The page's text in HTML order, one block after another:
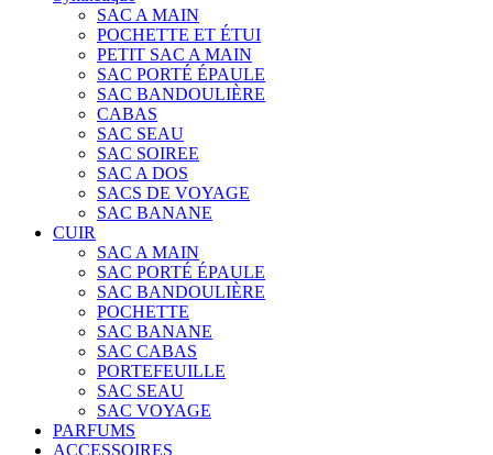
SAC A MAIN
POCHETTE ET ÉTUI
PETIT SAC A MAIN
SAC PORTÉ ÉPAULE
SAC BANDOULIÈRE
CABAS
SAC SEAU
SAC SOIREE
SAC A DOS
SACS DE VOYAGE
SAC BANANE
CUIR
SAC A MAIN
SAC PORTÉ ÉPAULE
SAC BANDOULIÈRE
POCHETTE
SAC BANANE
SAC CABAS
PORTEFEUILLE
SAC SEAU
SAC VOYAGE
PARFUMS
ACCESSOIRES